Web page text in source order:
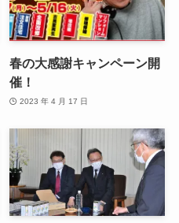
春の大感謝キャンペーン開
催！
2023 年 4 月 17 日